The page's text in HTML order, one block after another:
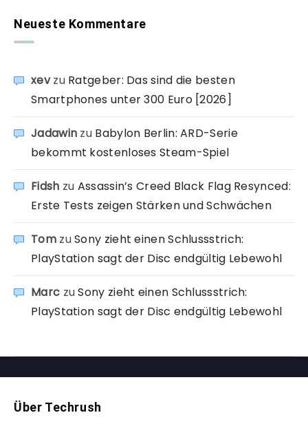
Neueste Kommentare
xevzu Ratgeber: Das sind die besten
Smartphones unter 300 Euro [2026]
Jadawin zu Babylon Berlin: ARD-Serie
bekommt kostenloses Steam-Spiel
Fidsh zu Assassin’s Creed Black Flag Resynced:
Erste Tests zeigen Stärken und Schwächen
TomzuSony zieht einen Schlussstrich:
PlayStation sagt der Disc endgültig Lebewohl
Marc zuSony zieht einen Schlussstrich:
PlayStation sagt der Disc endgültig Lebewohl
Über Techrush